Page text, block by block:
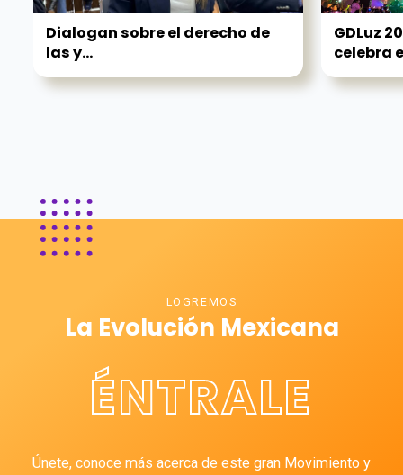
Dialogan sobre el derecho de
las y...
GDLuz
celebra
LOGREMOS
La Evolución Mexicana
ÉNTRALE
Únete, conoce más acerca de este gran Movimiento y